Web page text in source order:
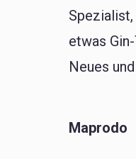
etwas
Neues
Maprodo